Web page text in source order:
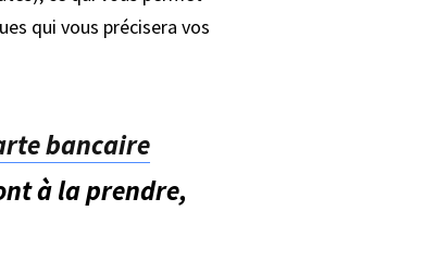
qui vous précisera vos
bancaire
à la prendre,